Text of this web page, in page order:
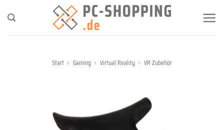
Inhalt
springen
Start » Gaming » Virtual Reality » VR Zubehör